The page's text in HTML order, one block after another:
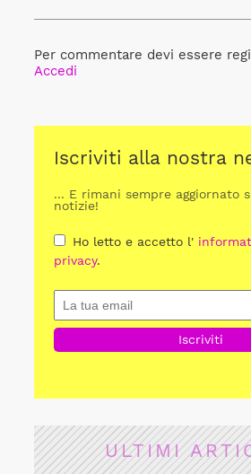
Per commentare devi essere
Accedi
Iscriviti alla nostra
... E rimani sempre aggiornato
notizie!
Ho letto e accetto l'
privacy.
ULTIMI